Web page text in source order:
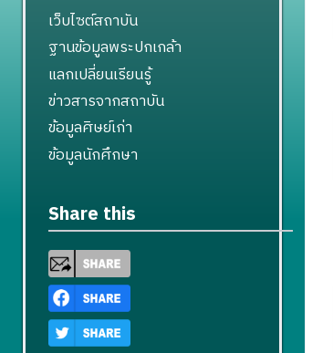
เว็บไซต์สถาบัน
ฐานข้อมูลพระปกเกล้า
แลกเปลี่ยนเรียนรู้
ข่าวสารจากสถาบัน
ข้อมูลศิษย์เก่า
ข้อมูลนักศึกษา
Share this